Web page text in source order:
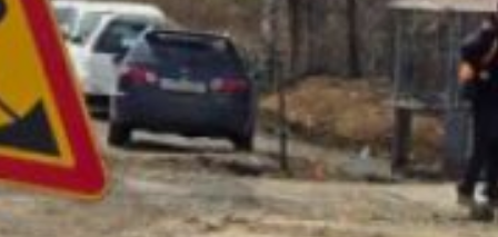
семи километров: с 3-го
по 7-й км, с 22-го по 23-й
км, а также с 28-го по 31-
й км. Подрядчики уже
готовятся к ремонту:
занимаются вырубкой
древесно-кустарниковой
растительности,
расчисткой полосы
отвода и установкой
бордюрного камня